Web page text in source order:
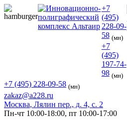
+7
(495)
228-09-
58 (мн)
+7
(495)
197-74-
98 (мн)
+7 (495) 228-09-58 (мн)
zakaz@a228.ru
Москва, Лялин пер., д. 4, с. 2
Пн-чт 10:00-18:00, пт 10:00-17:00